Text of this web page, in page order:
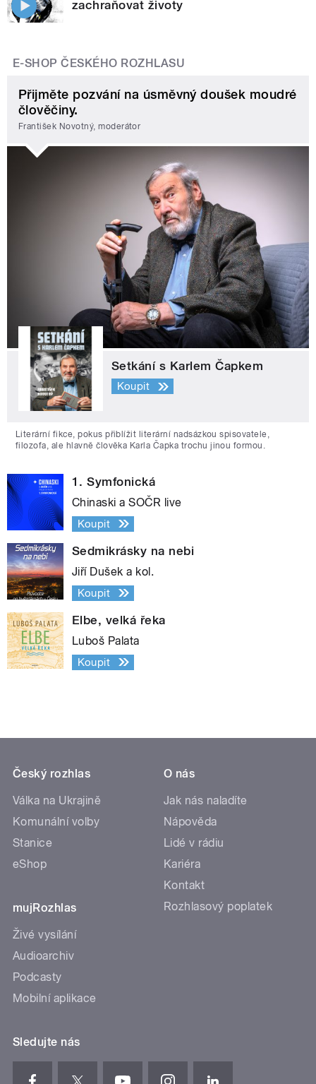
zachraňovat životy
E-SHOP ČESKÉHO ROZHLASU
Přijměte pozvání na úsměvný doušek moudré
člověčiny.
František Novotný, moderátor
Setkání s Karlem Čapkem
Koupit
Literární fikce, pokus přiblížit literární nadsázkou spisovatele,
filozofa, ale hlavně člověka Karla Čapka trochu jinou formou.
1. Symfonická
Chinaski a SOČR live
Koupit
Sedmikrásky na nebi
Jiří Dušek a kol.
Koupit
Elbe, velká řeka
Luboš Palata
Koupit
Český rozhlas
Válka na Ukrajině
Komunální volby
Stanice
eShop
mujRozhlas
Živé vysílání
Audioarchiv
Podcasty
Mobilní aplikace
O nás
Jak nás naladíte
Nápověda
Lidé v rádiu
Kariéra
Kontakt
Rozhlasový poplatek
Sledujte nás